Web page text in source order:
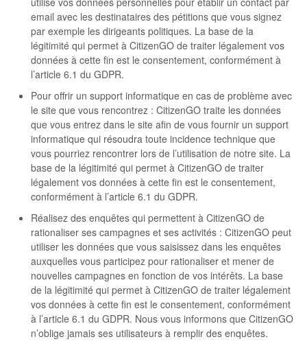
email avec les destinataires des pétitions que vous signez
par exemple les dirigeants politiques. La base de la
légitimité qui permet à CitizenGO de traiter légalement vos
données à cette fin est le consentement, conformément à
l’article 6.1 du GDPR.
Pour offrir un support informatique en cas de problème avec
le site que vous rencontrez : CitizenGO traite les données
que vous entrez dans le site afin de vous fournir un support
informatique qui résoudra toute incidence technique que
vous pourriez rencontrer lors de l’utilisation de notre site. La
base de la légitimité qui permet à CitizenGO de traiter
légalement vos données à cette fin est le consentement,
conformément à l’article 6.1 du GDPR.
Réalisez des enquêtes qui permettent à CitizenGO de
rationaliser ses campagnes et ses activités : CitizenGO peut
utiliser les données que vous saisissez dans les enquêtes
auxquelles vous participez pour rationaliser et mener de
nouvelles campagnes en fonction de vos intérêts. La base
de la légitimité qui permet à CitizenGO de traiter légalement
vos données à cette fin est le consentement, conformément
à l’article 6.1 du GDPR. Nous vous informons que CitizenGO
n’oblige jamais ses utilisateurs à remplir des enquêtes.